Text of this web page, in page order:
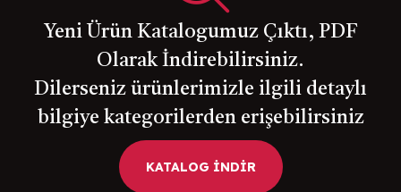
Yeni Ürün Katalogumuz Çıktı, PDF
Olarak İndirebilirsiniz.
Dilerseniz ürünlerimizle ilgili detaylı
bilgiye kategorilerden erişebilirsiniz
KATALOG İNDİR